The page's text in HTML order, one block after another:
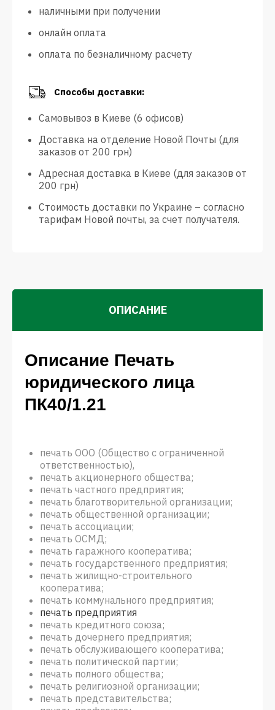
наличными при получении
онлайн оплата
оплата по безналичному расчету
Способы доставки:
Самовывоз в Киеве (6 офисов)
Доставка на отделение Новой Почты (для
заказов от 200 грн)
Адресная доставка в Киеве (для заказов от
200 грн)
Стоимость доставки по Украине – согласно
тарифам Новой почты, за счет получателя.
ОПИСАНИЕ
Описание Печать
юридического лица
ПК40/1.21
печать ООО (Общество с ограниченной
ответственностью),
печать акционерного общества;
печать частного предприятия;
печать благотворительной организации;
печать общественной организации;
печать ассоциации;
печать ОСМД;
печать гаражного кооператива;
печать государственного предприятия;
печать жилищно-строительного
кооператива;
печать коммунального предприятия;
печать предприятия
печать кредитного союза;
печать дочернего предприятия;
печать обслуживающего кооператива;
печать политической партии;
печать полного общества;
печать религиозной организации;
печать представительства;